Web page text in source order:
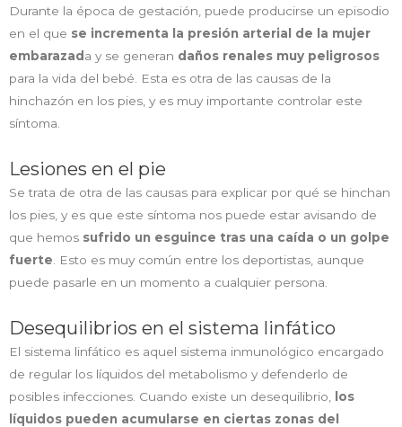
Durante la época de gestación, puede producirse un episodio
en el que se incrementa la presión arterial de la mujer
embarazad a y se generan daños renales muy peligrosos
para la vida del bebé. Esta es otra de las causas de la
hinchazón en los pies, y es muy importante controlar este
síntoma.
Lesiones en el pie
Se trata de otra de las causas para explicar por qué se hinchan
los pies, y es que este síntoma nos puede estar avisando de
que hemos sufrido un esguince tras una caída o un golpe
fuerte . Esto es muy común entre los deportistas, aunque
puede pasarle en un momento a cualquier persona.
Desequilibrios en el sistema linfático
El sistema linfático es aquel sistema inmunológico encargado
de regular los líquidos del metabolismo y defenderlo de
posibles infecciones. Cuando existe un desequilibrio,
los
líquidos pueden acumularse en ciertas zonas del